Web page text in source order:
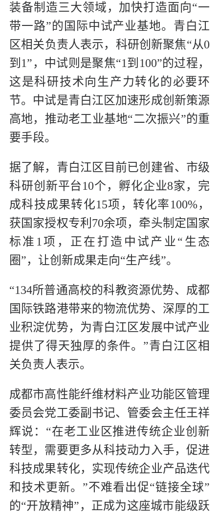
装备制造三大领域，加快打造面向“一
带一路”的国际中试产业基地。青白江
区相关负责人表示，科研创新聚焦“从0
到1”，中试则是聚焦“1到100”的过程，
这是科研技术向生产力转化的必要环
节。中试是青白江区加速形成创新策源
高地，推动老工业基地“二次振兴”的重
要手段。
据了解，青白江区目前已创建省、市级
科研创新平台10个，孵化企业8家，完
成科技成果转化15项，转化率100%，
获国家授权专利70余项，牵头制定国家
标准1项，正在打造中试产业“生态
圈”，让创新成果走向“生产线”。
“134所普通高校的科教资源优势、成都
国际铁路港带来的物流优势、深厚的工
业积淀优势，为青白江区发展中试产业
提供了得天独厚的条件。”青白江区相
关负责人表示。
成都市高性能纤维材料产业功能区管理
委员会党工委副书记、管委会主任王祥
辉说：“在老工业区推进传统企业创新
转型，需要更多从科技动力入手，促进
科技成果转化，实现传统企业产品迭代
和技术更新。”不难看出促“链接全球”
的“开放精神”，正成为这座城市能级跃